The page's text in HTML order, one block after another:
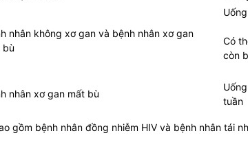
nhân không xơ gan và bệnh nhân xơ gan
bù
Có
còn
nhân xơ gan mất bù
tuần
gồm bệnh nhân đồng nhiễm HIV và bệnh nhân tái